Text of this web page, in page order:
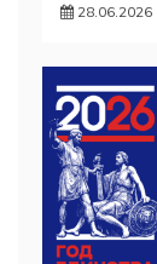
28.06.2026